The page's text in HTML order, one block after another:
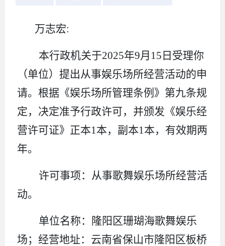
万志宏:
本行政机关于2025年9月 15 日受理你
（单位）提出从事娱乐场所经营活动的申
请。根据《娱乐场所管理条例》第九条规
定，决定准予行政许可，并颁发《娱乐经
营许可证》正本1 本，副本1 本，有效期两
年。
许可事项：从事歌舞娱乐场所经营活
动。
单位名称：
隆阳区珊瑚海歌舞娱乐
场；经营地址： 云南省保山市隆阳区板桥